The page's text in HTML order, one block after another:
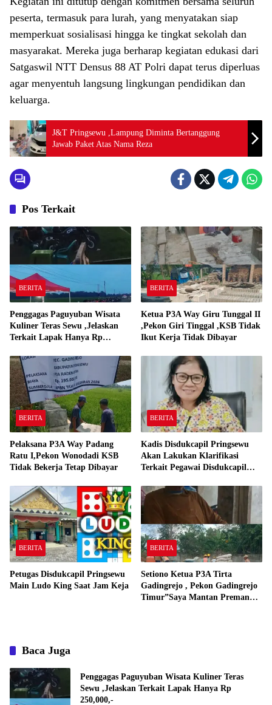
peserta, termasuk para lurah, yang menyatakan siap
memperkuat sosialisasi hingga ke tingkat sekolah dan
masyarakat. Mereka juga berharap kegiatan edukasi dari
Satgaswil NTT Densus 88 AT Polri dapat terus diperluas
agar menyentuh langsung lingkungan pendidikan dan
keluarga.
J&T Pringsewu ,Lampung Diminta Bertanggung
Jawab Paket Atas Nama Reza
Pos Terkait
BERITA
Penggagas Paguyuban Wisata
Kuliner Teras Sewu ,Jelaskan
Terkait Lapak Hanya Rp
BERITA
Ketua P3A Way Giru Tunggal II
,Pekon Giri Tinggal ,KSB Tidak
Ikut Kerja Tidak Dibayar
BERITA
Pelaksana P3A Way Padang
Ratu I,Pekon Wonodadi KSB
Tidak Bekerja Tetap Dibayar
BERITA
Kadis Disdukcapil Pringsewu
Akan Lakukan Klarifikasi
Terkait Pegawai Disdukcapil
Kerja
BERITA
Petugas Disdukcapil Pringsewu
Main Ludo King Saat Jam Keja
BERITA
Setiono Ketua P3A Tirta
Gadingrejo , Pekon Gadingrejo
Timur”Saya Mantan Preman
Baca Juga
Penggagas Paguyuban Wisata Kuliner Teras
Sewu ,Jelaskan Terkait Lapak Hanya Rp
250,000,-